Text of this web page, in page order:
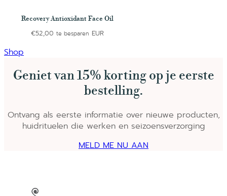
Recovery Antioxidant Face Oil
€52,00 te besparen EUR
Shop
Geniet van 15% korting op je eerste
bestelling.
Ontvang als eerste informatie over nieuwe producten,
huidrituelen die werken en seizoensverzorging
MELD ME NU AAN